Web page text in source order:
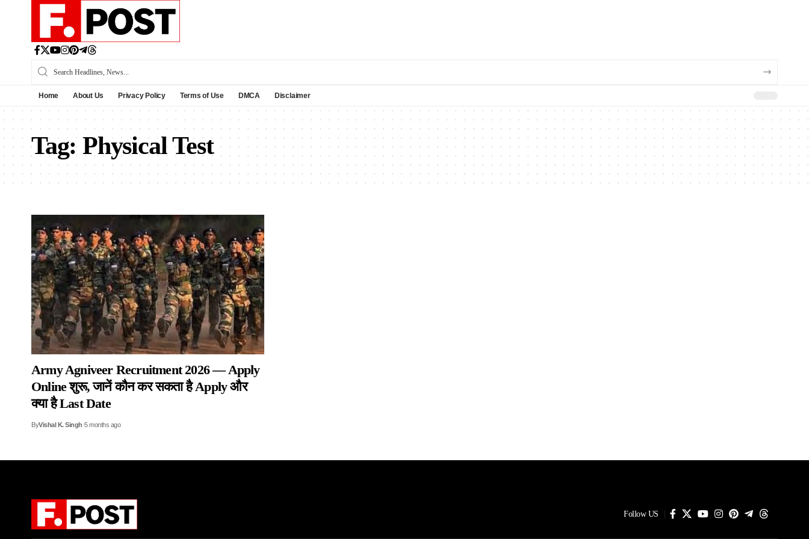
Home About Us Privacy Policy Terms of Use DMCA Disclaimer
Tag:Physical Test
Army Agniveer Recruitment 2026 — Apply
Online शुरू, जानें कौन कर सकता है Apply और
क्या है Last Date
ByVishal K. Singh 5 months ago
Follow US